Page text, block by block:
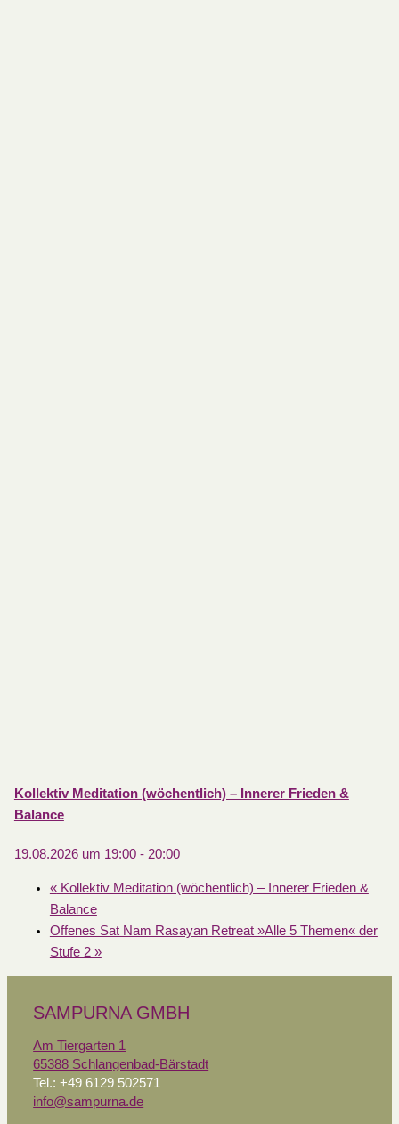
Kollektiv Meditation (wöchentlich) – Innerer Frieden &
Balance
19.08.2026 um 19:00- 20:00
«Kollektiv Meditation (wöchentlich) – Innerer Frieden &
Balance
Offenes Sat Nam Rasayan Retreat »Alle 5 Themen« der
Stufe 2 »
SAMPURNA GMBH
Am Tiergarten 1
65388 Schlangenbad-Bärstadt
Tel.: +49 6129 502571
info@sampurna.de